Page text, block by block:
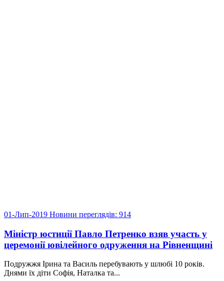
01-Лип-2019 Новини переглядів: 914
Міністр юстиції Павло Петренко взяв участь у
церемонії ювілейного одруження на Рівненщині
Подружжя Ірина та Василь перебувають у шлюбі 10 років.
Днями їх діти Софія, Наталка та...